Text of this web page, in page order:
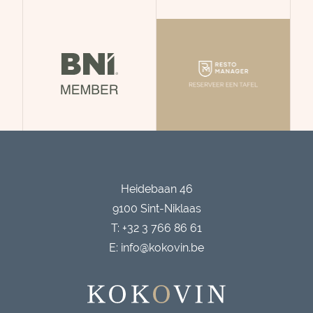
Heidebaan 46
9100 Sint-Niklaas
T: +32 3 766 86 61
E: info@kokovin.be